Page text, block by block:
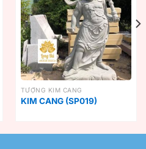
TƯỢNG KIM CANG
KIM CANG (SP019)